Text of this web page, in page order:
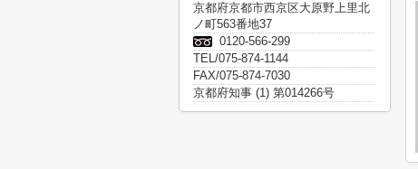
京都府京都市西京区大原野上里北
ノ町563番地37
0120-566-299
TEL/075-874-1144
FAX/075-874-7030
京都府知事 (1) 第014266号